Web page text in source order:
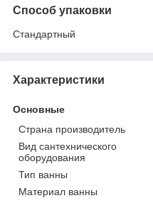
Способ упаковки
Стандартный
Характеристики
Основные
Страна производитель
Вид сантехнического
оборудования
Тип ванны
Материал ванны